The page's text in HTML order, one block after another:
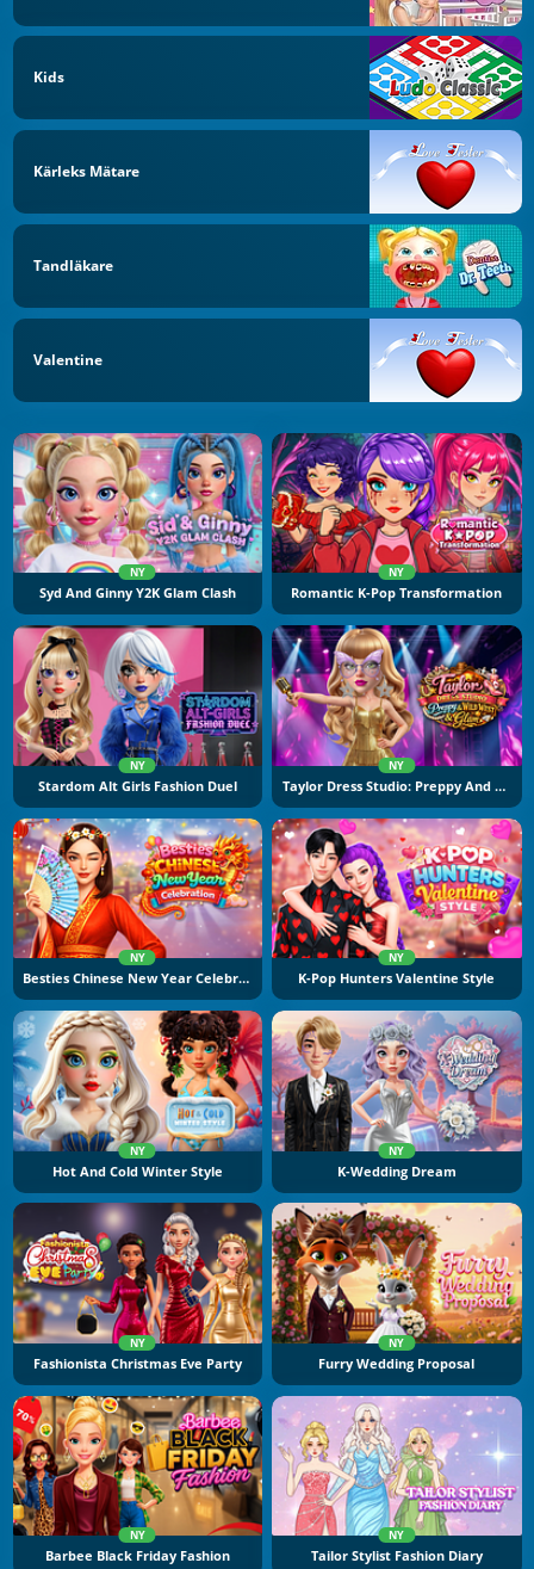
Kids
Kärleks Mätare
Tandläkare
Valentine
NY
Syd And Ginny Y2K Glam Clash
NY
Romantic K-Pop Transformation
NY
Stardom Alt Girls Fashion Duel
NY
Taylor Dress Studio: Preppy And Wild West Glam
NY
Besties Chinese New Year Celebration
NY
K-Pop Hunters Valentine Style
NY
Hot And Cold Winter Style
NY
K-Wedding Dream
NY
Fashionista Christmas Eve Party
NY
Furry Wedding Proposal
NY
Barbee Black Friday Fashion
NY
Tailor Stylist Fashion Diary